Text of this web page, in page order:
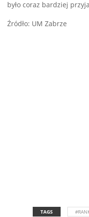
było coraz bardziej
Źródło: UM Zabrze
TAGS